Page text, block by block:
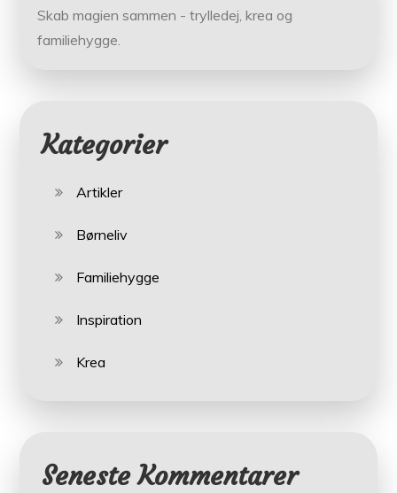
Skab magien sammen - trylledej, krea og
familiehygge.
Kategorier
Artikler
Børneliv
Familiehygge
Inspiration
Krea
Seneste Kommentarer